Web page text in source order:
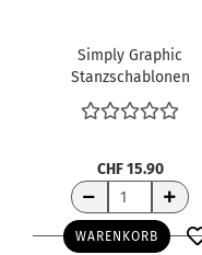
Simply Graphic
Stanzschablonen
Weihnachtsdorf village
de Noël
CHF 15.90
WARENKORB